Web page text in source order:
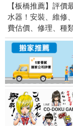
【板橋推薦】評價
水器！安裝、維修
費估價、修理、種